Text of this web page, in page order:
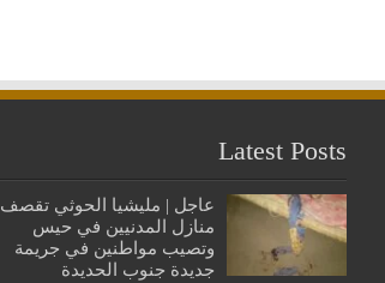
Latest Posts
عاجل | مليشيا الحوثي تقصف
منازل المدنيين في حيس
وتصيب مواطنين في جريمة
جديدة جنوب الحديدة